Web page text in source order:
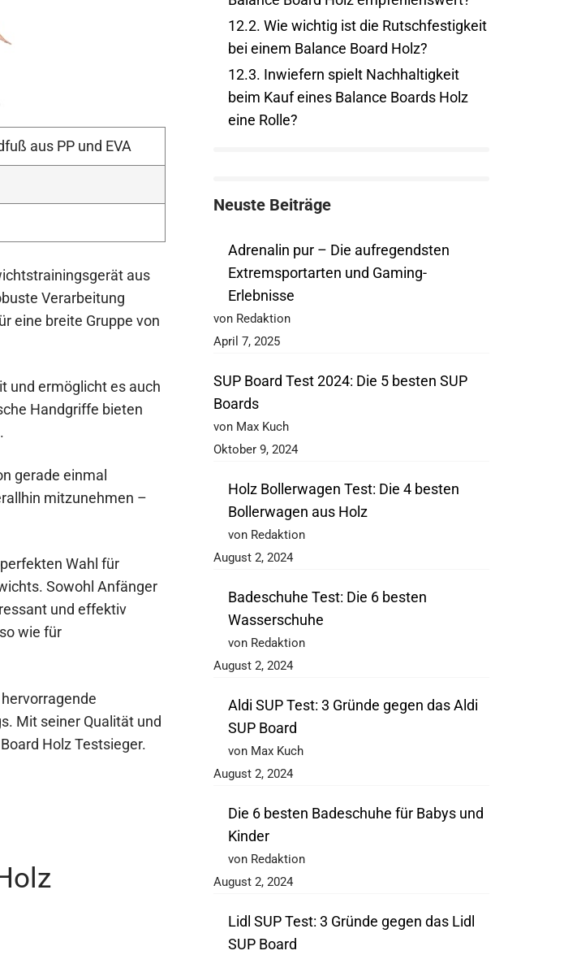
aus PP und EVA
aus
Verarbeitung
eine breite Gruppe von
und ermöglicht es auch
Handgriffe bieten
gerade einmal
mitzunehmen –
Wahl für
Sowohl Anfänger
und effektiv
wie für
Mit seiner Qualität und
Holz Testsieger.
12.2. Wie wichtig ist die Rutschfestigkeit
bei einem Balance Board Holz?
12.3. Inwiefern spielt Nachhaltigkeit
beim Kauf eines Balance Boards Holz
eine Rolle?
Neuste Beiträge
Adrenalin pur – Die aufregendsten
Extremsportarten und Gaming-
Erlebnisse
von Redaktion
April 7, 2025
SUP Board Test 2024: Die 5 besten SUP
Boards
von Max Kuch
Oktober 9, 2024
Holz Bollerwagen Test: Die 4 besten
Bollerwagen aus Holz
von Redaktion
August 2, 2024
Badeschuhe Test: Die 6 besten
Wasserschuhe
von Redaktion
August 2, 2024
Aldi SUP Test: 3 Gründe gegen das Aldi
SUP Board
von Max Kuch
August 2, 2024
Die 6 besten Badeschuhe für Babys und
Kinder
von Redaktion
August 2, 2024
Lidl SUP Test: 3 Gründe gegen das Lidl
SUP Board